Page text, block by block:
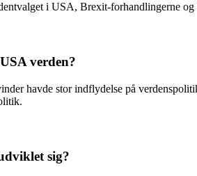
i USA, Brexit-forhandlingerne
verden?
havde stor indflydelse på
sig?